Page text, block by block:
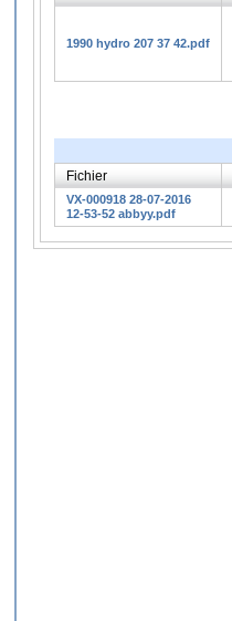
1990 hydro 207 37 42.pdf
Fichier
VX-000918 28-07-2016
12-53-52 abbyy.pdf